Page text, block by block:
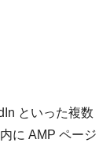
といった複数
に AMP ページ